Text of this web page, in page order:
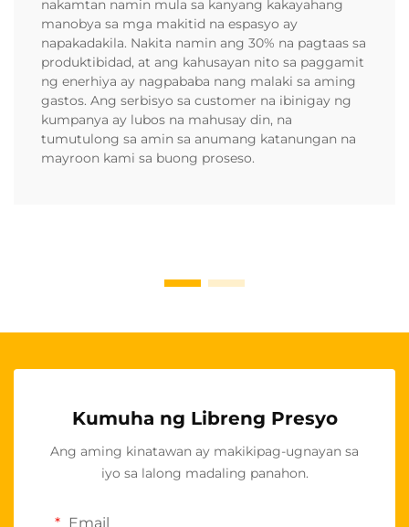
nakamtan namin mula sa kanyang kakayahang
manobya sa mga makitid na espasyo ay
napakadakila. Nakita namin ang 30% na pagtaas sa
produktibidad, at ang kahusayan nito sa paggamit
ng enerhiya ay nagpababa nang malaki sa aming
gastos. Ang serbisyo sa customer na ibinigay ng
kumpanya ay lubos na mahusay din, na
tumutulong sa amin sa anumang katanungan na
mayroon kami sa buong proseso.
Kumuha ng Libreng Presyo
Ang aming kinatawan ay makikipag-ugnayan sa
iyo sa lalong madaling panahon.
Email